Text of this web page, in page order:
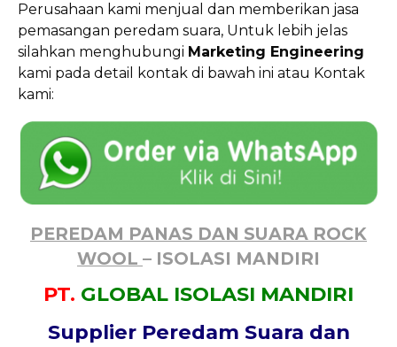
Perusahaan kami menjual dan memberikan jasa
pemasangan peredam suara, Untuk lebih jelas
silahkan menghubungi Marketing Engineering
kami pada detail kontak di bawah ini atau Kontak
kami:
PEREDAM PANAS DAN SUARA ROCK
WOOL – ISOLASI MANDIRI
PT. GLOBAL ISOLASI MANDIRI
Supplier Peredam Suara dan